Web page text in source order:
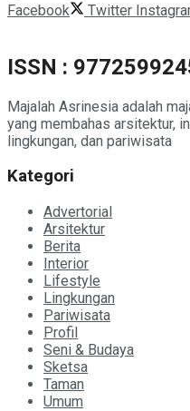
Facebook Twitter
ISSN :
Majalah Asrinesia adalah
yang membahas arsitektur,
lingkungan, dan pariwisata
Kategori
Advertorial
Arsitektur
Berita
Interior
Lifestyle
Lingkungan
Pariwisata
Profil
Seni & Budaya
Sketsa
Taman
Umum